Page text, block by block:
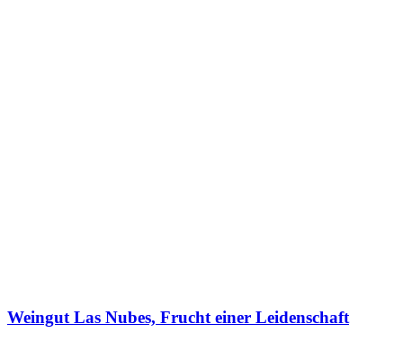
Weingut Las Nubes, Frucht einer Leidenschaft